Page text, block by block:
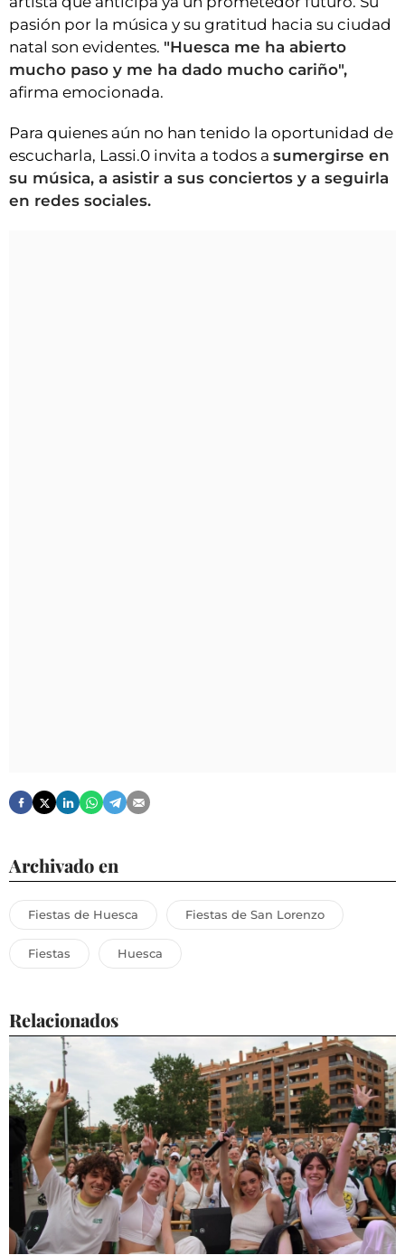
pasión por la música y su gratitud hacia su ciudad
natal son evidentes. "Huesca me ha abierto
mucho paso y me ha dado mucho cariño",
afirma emocionada.
Para quienes aún no han tenido la oportunidad de
escucharla, Lassi.0 invita a todos a sumergirse en
su música, a asistir a sus conciertos y a seguirla
en redes sociales.
Archivado en
Fiestas de Huesca Fiestas de San Lorenzo
Fiestas Huesca
Relacionados